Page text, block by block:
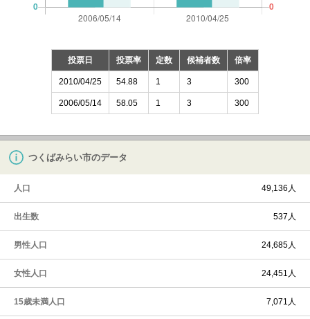
投票日 投票率 定数 候補者数 倍率
2010/04/25 54.88 1 3 300
2006/05/14 58.05 1 3 300
つくばみらい市のデータ
人口 49,136人
出生数 537人
男性人口 24,685人
女性人口 24,451人
15歳未満人口 7,071人